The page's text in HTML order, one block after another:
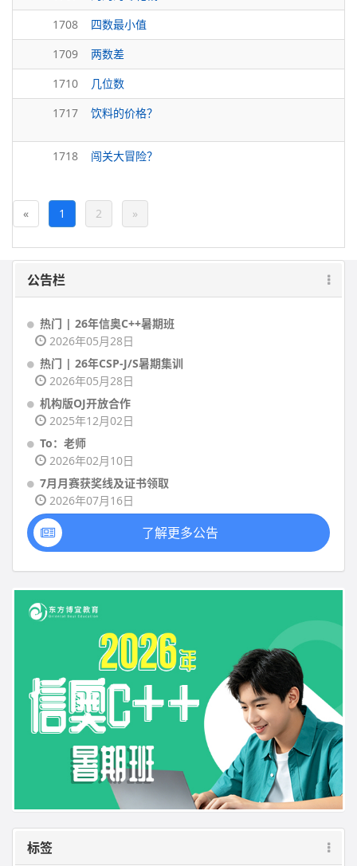
1708
四数最小值
1709
两数差
1710
几位数
1717
饮料的价格？
1718 闯关大冒险？
« 1 2 »
公告栏
热门 | 26年信奥C++暑期班
2026年05月28日
热门 | 26年CSP-J/S暑期集训
2026年05月28日
机构版OJ开放合作
2025年12月02日
To：老师
2026年02月10日
7月月赛获奖线及证书领取
2026年07月16日
了解更多公告
标签